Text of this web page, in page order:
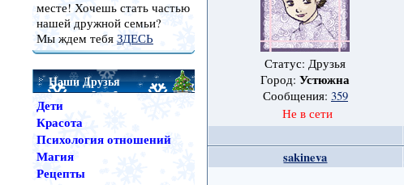
месте! Хочешь стать частью
нашей дружной семьи?
Мы ждем тебя ЗДЕСЬ
Наши Друзья
Дети
Красота
Психология отношений
Магия
Рецепты
Статус: Друзья
Город:Устюжна
Сообщения: 359
Не в сети
sakineva